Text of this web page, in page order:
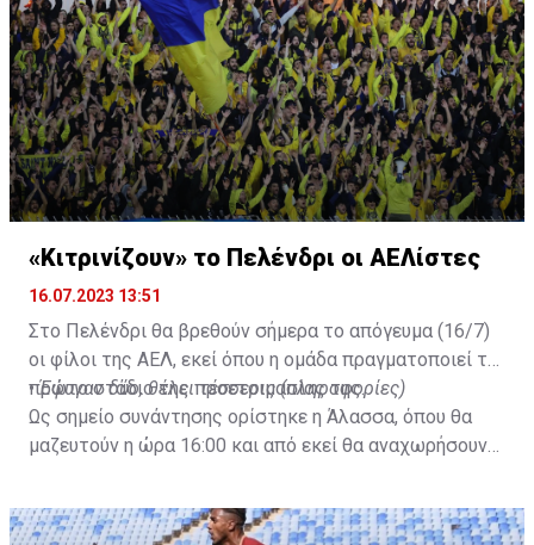
«Κιτρινίζουν» το Πελένδρι οι ΑΕΛίστες
16.07.2023 13:51
Στο Πελένδρι θα βρεθούν σήμερα το απόγευμα (16/7)
οι φίλοι της ΑΕΛ, εκεί όπου η ομάδα πραγματοποιεί το
πρώτο στάδιο της προετοιμασίας της.
•Έφυγαν δύο, θέλει τέσσερις (πληροφορίες)
Ως σημείο συνάντησης ορίστηκε η Άλασσα, όπου θα
μαζευτούν η ώρα 16:00 και από εκεί θα αναχωρήσουν
δώοσυν το παρών τους στην απογευματινή προπόνηση
της ομάδας.